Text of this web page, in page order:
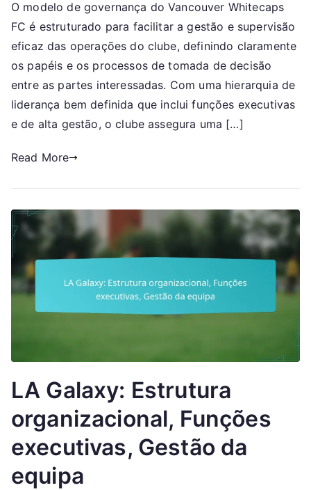
Whitecaps
FC:
Modelo
de
governação,
liderança,
O modelo de governança do Vancouver Whitecaps
FC é estruturado para facilitar a gestão e supervisão
eficaz das operações do clube, definindo claramente
os papéis e os processos de tomada de decisão
entre as partes interessadas. Com uma hierarquia de
liderança bem definida que inclui funções executivas
e de alta gestão, o clube assegura uma […]
Read More
LA Galaxy: Estrutura
organizacional, Funções
executivas, Gestão da
equipa